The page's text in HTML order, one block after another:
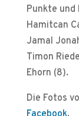
Punkte und
Hamitcan
Jamal
Timon
Ehorn (8).
Die Fotos